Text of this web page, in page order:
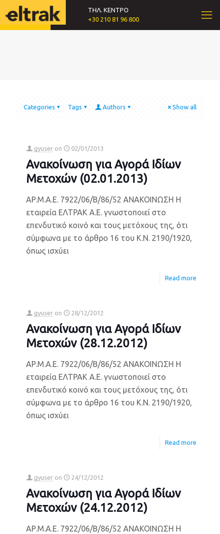
ΤΗΛ. ΚΕΝΤΡΟ
+30 210 81 96 800
Categories Tags Authors Show all
gyuser on 02/01/2013
Ανακοίνωση για Αγορά Ιδίων
Μετοχών (02.01.2013)
ΑΡ.Μ.Α.Ε. 7922/06/Β/86/52 ΑΝΑΚΟΙΝΩΣΗ Η
εταιρεία ΕΛΤΡΑΚ Α.Ε. γνωστοποιεί στο
επενδυτικό κοινό και τους μετόχους της, ότι
σύμφωνα με το άρθρο 16 του Κ.Ν. 2190/1920,
όπως ισχύει
Read more
gyuser on 28/12/2012
Ανακοίνωση για Αγορά Ιδίων
Μετοχών (28.12.2012)
ΑΡ.Μ.Α.Ε. 7922/06/Β/86/52 ΑΝΑΚΟΙΝΩΣΗ Η
εταιρεία ΕΛΤΡΑΚ Α.Ε. γνωστοποιεί στο
επενδυτικό κοινό και τους μετόχους της, ότι
σύμφωνα με το άρθρο 16 του Κ.Ν. 2190/1920,
όπως ισχύει
Read more
gyuser on 24/12/2012
Ανακοίνωση για Αγορά Ιδίων
Μετοχών (24.12.2012)
ΑΡ.Μ.Α.Ε. 7922/06/Β/86/52 ΑΝΑΚΟΙΝΩΣΗ Η